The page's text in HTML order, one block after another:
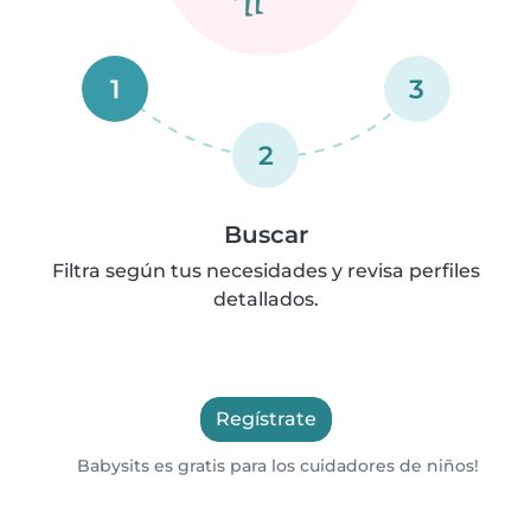
1
2
3
Buscar
Filtra según tus necesidades y revisa perfiles
detallados.
Regístrate
Babysits es gratis para los cuidadores de niños!